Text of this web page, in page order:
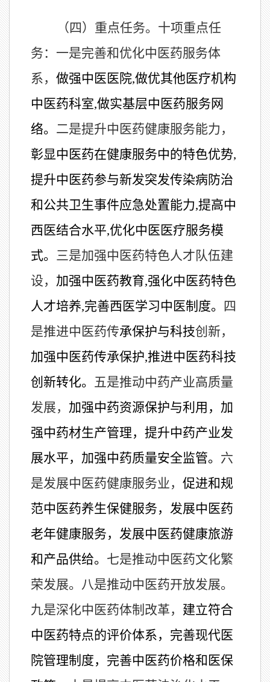
（四）重点任务。 十项重点任
务： 一是完善和优化中医药服务体
系， 做强中医医院,做优其他医疗机构
中医药科室,做实基层中医药服务网
络。 二是提升中医药健康服务能力，
彰显中医药在健康服务中的特色优势,
提升中医药参与新发突发传染病防治
和公共卫生事件应急处置能力,提高中
西医结合水平,优化中医医疗服务模
式。 三是加强中医药特色人才队伍建
设， 加强中医药教育,强化中医药特色
人才培养,完善西医学习中医制度。 四
是推进中医药传承保护与科技创新，
加强中医药传承保护,推进中医药科技
创新转化。 五是推动中药产业高质量
发展， 加强中药资源保护与利用，加
强中药材生产管理，提升中药产业发
展水平，加强中药质量安全监管。 六
是发展中医药健康服务业， 促进和规
范中医药养生保健服务， 发展中医药
老年健康服务，发展中医药健康旅游
和产品供给。 七是推动中医药文化繁
荣发展。八是推动中医药开放发展。
九是深化中医药体制改革， 建立符合
中医药特点的评价体系，完善现代医
院管理制度，完善中医药价格和医保